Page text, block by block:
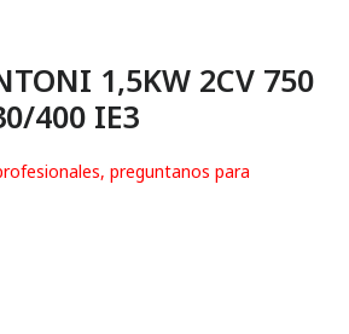
1,5KW 2CV 750
400 IE3
preguntanos para